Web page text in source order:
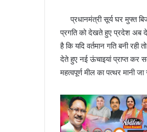
प्रधानमंत्री सूर्य घर मुफ्त
प्रगति को देखते हुए प्रदेश अब
है कि यदि वर्तमान गति बनी
देते हुए नई ऊंचाइयां प्राप्त कर
महत्वपूर्ण मील का पत्थर मानी जा